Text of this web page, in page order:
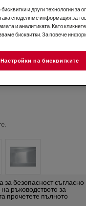
за безопасност съгласно
ръководството за
прочетете пълното
и други технологии за
споделяме информация за
и аналитиката. Като
бисквитки. За повече
Настройки на бисквитките